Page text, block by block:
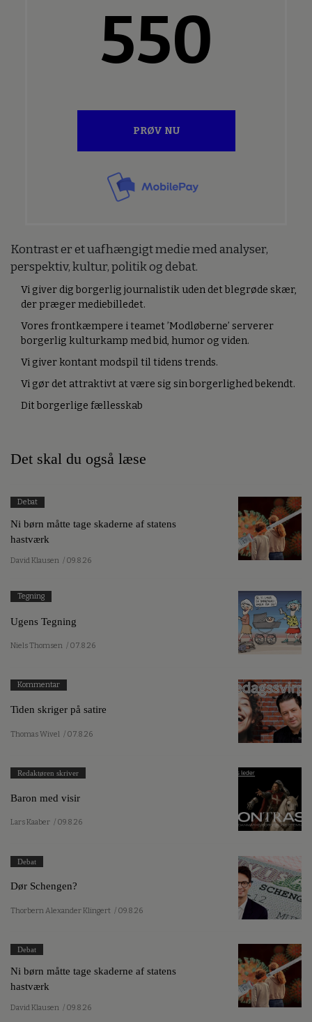
550
PRØV NU
Kontrast er et uafhængigt medie med analyser,
perspektiv, kultur, politik og debat.
Vi giver dig borgerlig journalistik uden det blegrøde skær,
der præger mediebilledet.
Vores frontkæmpere i teamet ’Modløberne’ serverer
borgerlig kulturkamp med bid, humor og viden.
Vi giver kontant modspil til tidens trends.
Vi gør det attraktivt at være sig sin borgerlighed bekendt.
Dit borgerlige fællesskab
Det skal du også læse
Debat
Ni børn måtte tage skaderne af statens
hastværk
David Klausen / 09.8.26
Tegning
Ugens Tegning
Niels Thomsen / 07.8.26
Kommentar
Tiden skriger på satire
Thomas Wivel / 07.8.26
Redaktøren skriver
Baron med visir
Lars Kaaber / 09.8.26
Debat
Dør Schengen?
Thorbern Alexander Klingert / 09.8.26
Debat
Ni børn måtte tage skaderne af statens
hastværk
David Klausen / 09.8.26